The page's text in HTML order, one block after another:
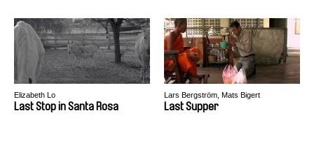
Elizabeth Lo
Last Stop in Santa Rosa
Lars Bergström, Mats Bigert
Last Supper